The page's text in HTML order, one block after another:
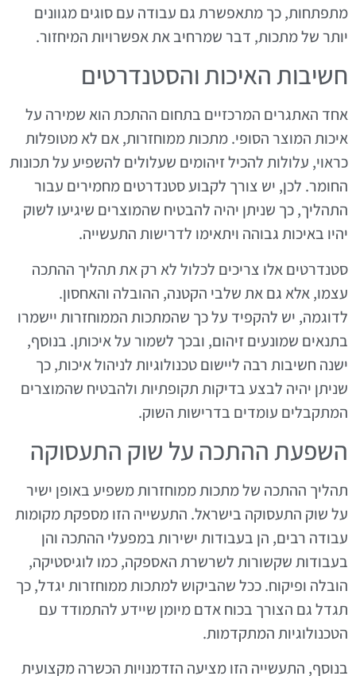
מתפתחות, כך מתאפשרת גם עבודה עם סוגים מגוונים
יותר של מתכות, דבר שמרחיב את אפשרויות המיחזור.
חשיבות האיכות והסטנדרטים
אחד האתגרים המרכזיים בתחום ההתכת הוא שמירה על
איכות המוצר הסופי. מתכות ממוחזרות, אם לא מטופלות
כראוי, עלולות להכיל זיהומים שעלולים להשפיע על תכונות
החומר. לכן, יש צורך לקבוע סטנדרטים מחמירים עבור
התהליך, כך שניתן יהיה להבטיח שהמוצרים שיגיעו לשוק
יהיו באיכות גבוהה ויתאימו לדרישות התעשייה.
סטנדרטים אלו צריכים לכלול לא רק את תהליך ההתכה
עצמו, אלא גם את שלבי הקטנה, ההובלה והאחסון.
לדוגמה, יש להקפיד על כך שהמתכות הממוחזרות יישמרו
בתנאים שמונעים זיהום, ובכך לשמור על איכותן. בנוסף,
ישנה חשיבות רבה ליישום טכנולוגיות לניהול איכות, כך
שניתן יהיה לבצע בדיקות תקופתיות ולהבטיח שהמוצרים
המתקבלים עומדים בדרישות השוק.
השפעת ההתכה על שוק התעסוקה
תהליך ההתכה של מתכות ממוחזרות משפיע באופן ישיר
על שוק התעסוקה בישראל. התעשייה הזו מספקת מקומות
עבודה רבים, הן בעבודות ישירות במפעלי ההתכה והן
בעבודות שקשורות לשרשרת האספקה, כמו לוגיסטיקה,
הובלה ופיקוח. ככל שהביקוש למתכות ממוחזרות יגדל, כך
תגדל גם הצורך בכוח אדם מיומן שיידע להתמודד עם
הטכנולוגיות המתקדמות.
בנוסף, התעשייה הזו מציעה הזדמנויות הכשרה מקצועית